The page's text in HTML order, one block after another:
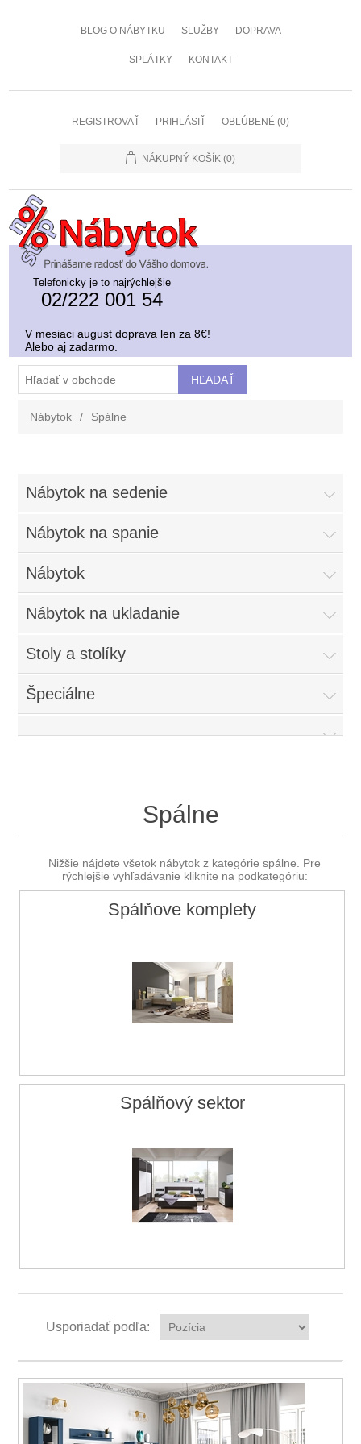
BLOG O NÁBYTKU SLUŽBY DOPRAVA
SPLÁTKY KONTAKT
REGISTROVAŤ PRIHLÁSIŤ OBĽÚBENÉ (0)
NÁKUPNÝ KOŠÍK (0)
Telefonicky je to najrýchlejšie
02/222 001 54
V mesiaci august doprava len za 8€!
Alebo aj zadarmo.
Nábytok / Spálne
Nábytok na sedenie
Nábytok na spanie
Nábytok
Nábytok na ukladanie
Stoly a stolíky
Špeciálne
Spálne
Nižšie nájdete všetok nábytok z kategórie spálne. Pre
rýchlejšie vyhľadávanie kliknite na podkategóriu:
Spálňove komplety
Spálňový sektor
Usporiadať podľa: